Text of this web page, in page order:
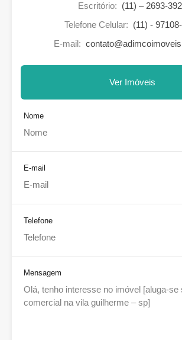
Escritório: (11) – 2693-
Telefone Celular: (11) -
E-mail:
Ver Imóveis
Nome
E-mail
Telefone
Mensagem